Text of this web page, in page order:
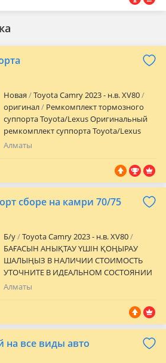
Новая
Toyota Camry 2023 - н.в. XV80
оригинал
Ремкомплект тормозного
суппорта Toyota/Lexus Оригинальный
ремкомплект суппорта Toyota/Lexus
Артикул: 04479-60030 Отличное качество
Оригинал Япония Отправка по
Казахстану /звонки Car City — 3 ярус, 4
ряд, 119А бутик Также в наличии:
Ремкомплекты суппортов Тормозные
Алматы
сборе на камри 70/75
Б/y
Toyota Camry 2023 - н.в. XV80
БАҒАСЫН АНЫҚТАУ ҮШІН ҚОҢЫРАУ
ШАЛЫҢЫЗ В НАЛИЧИИ СТОИМОСТЬ
УТОЧНИТЕ В ИДЕАЛЬНОМ СОСТОЯНИИ
ПРИВОЗНОЙ ИЗ ЯПОНИИ СОСТОЯНИЕ
на Камри 70/75 Задний рычаг на Камри
70/75 Задний суппорт на Камри 70/75
Тормозной диск задний на Камри 70/75
Задний амортизатор пружина на Камри
Алматы
на все виды авто